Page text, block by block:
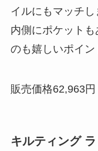
イルにもマッチし
内側にポケット
のも嬉しいポイン
販売価格62,963
キルティング